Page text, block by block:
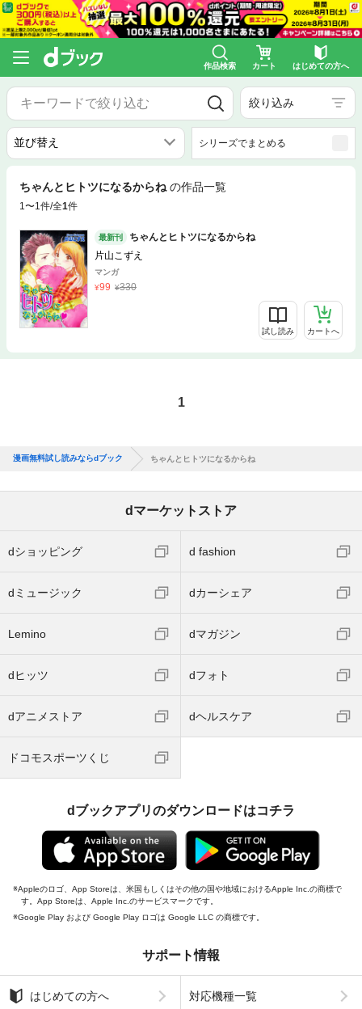
作品検索 カート はじめての方へ
絞り込み
シリーズでまとめる
ちゃんとヒトツになるからね の作品一覧
1〜1件/全1件
最新刊
ちゃんとヒトツになるからね
片山こずえ
マンガ
99 330
試し読み カートへ
1
漫画無料試し読みならdブック ちゃんとヒトツになるからね
dマーケットストア
dショッピング d fashion
dミュージック dカーシェア
Lemino dマガジン
dヒッツ dフォト
dアニメストア dヘルスケア
ドコモスポーツくじ
dブックアプリのダウンロードはコチラ
Appleのロゴ、App Storeは、米国もしくはその他の国や地域におけるApple Inc.の商標で
す。App Storeは、Apple Inc.のサービスマークです。
Google Play および Google Play ロゴは Google LLC の商標です。
サポート情報
はじめての方へ 対応機種一覧